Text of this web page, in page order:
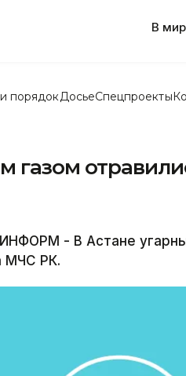
В
порядок ДосьеСпецпроекты
газом
- В Астане
МЧС РК.